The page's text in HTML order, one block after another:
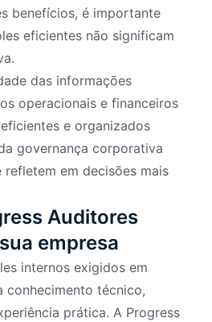
benefícios, é importante
eficientes não significam
das informações
operacionais e financeiros
e organizados
governança corporativa
refletem em decisões mais
Auditores
empresa
internos exigidos em
conhecimento técnico,
prática. A Progress